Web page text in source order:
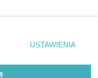
dolnym rogu strony
danych nie wymagają
sprzeciwić się
będą miały
USTAWIENIA